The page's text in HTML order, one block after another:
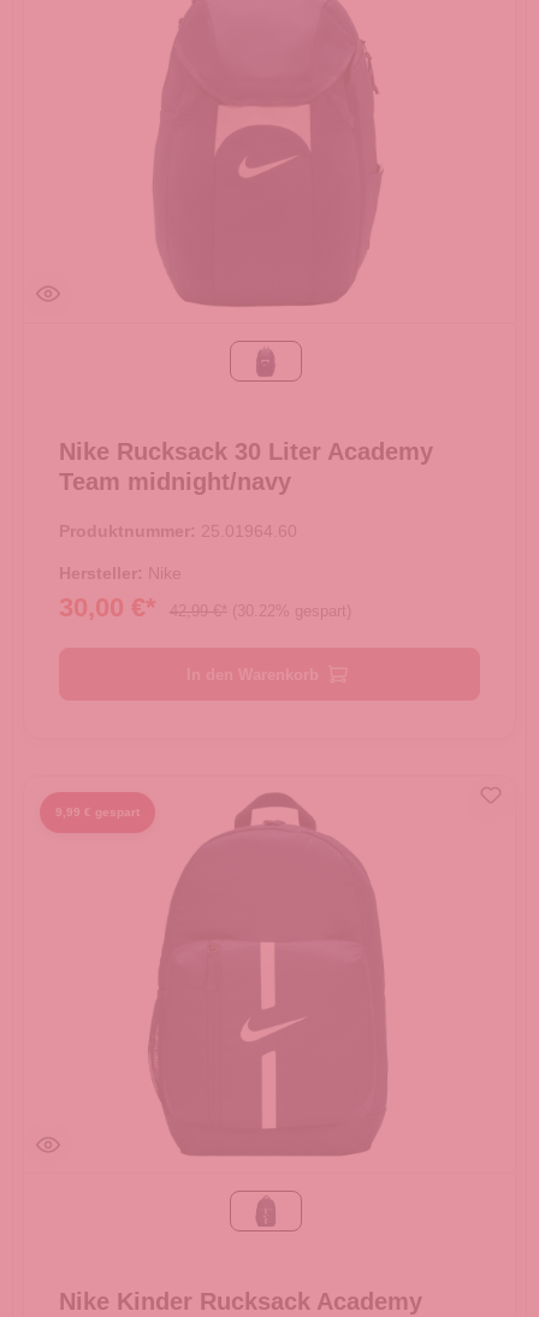
midnight/navy
Nike Rucksack 30 Liter Academy
Team midnight/navy
Produktnummer: 25.01964.60
Hersteller: Nike
30,00 €* 42,99 €* (30.22% gespart)
9,99 € gespart
midnight/navy
Nike Kinder Rucksack Academy